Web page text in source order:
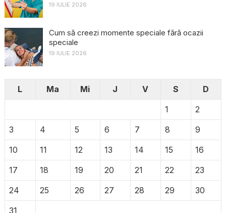
19 IULIE 2026
Cum să creezi momente speciale fără ocazii
speciale
19 IULIE 2026
L Ma Mi J V S
D
1
2
3
4 5 6 7 8
9
10
11 12 13 14 15
16
17
18 19 20 21 22
23
24
25 26 27 28 29
30
31